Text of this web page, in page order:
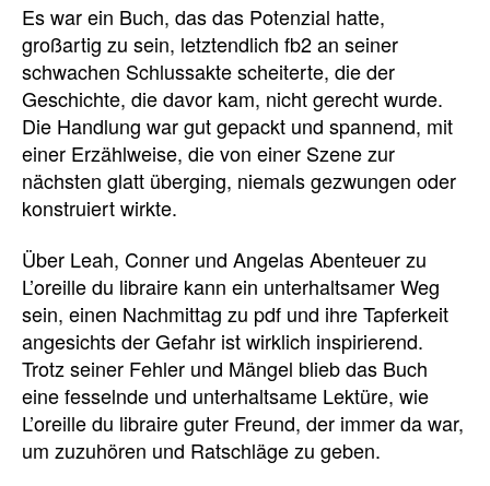
Es war ein Buch, das das Potenzial hatte,
großartig zu sein, letztendlich fb2 an seiner
schwachen Schlussakte scheiterte, die der
Geschichte, die davor kam, nicht gerecht wurde.
Die Handlung war gut gepackt und spannend, mit
einer Erzählweise, die von einer Szene zur
nächsten glatt überging, niemals gezwungen oder
konstruiert wirkte.
Über Leah, Conner und Angelas Abenteuer zu
L’oreille du libraire kann ein unterhaltsamer Weg
sein, einen Nachmittag zu pdf und ihre Tapferkeit
angesichts der Gefahr ist wirklich inspirierend.
Trotz seiner Fehler und Mängel blieb das Buch
eine fesselnde und unterhaltsame Lektüre, wie
L’oreille du libraire guter Freund, der immer da war,
um zuzuhören und Ratschläge zu geben.